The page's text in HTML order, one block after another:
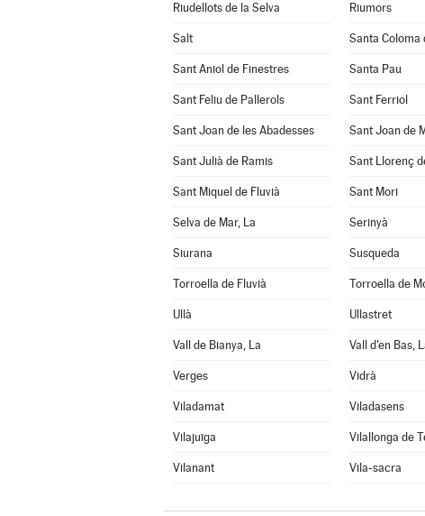
Riudellots de la Selva Riumors
Salt Santa Coloma
Sant Aniol de Finestres Santa Pau
Sant Feliu de Pallerols Sant Ferriol
Sant Joan de les Abadesses Sant Joan de
Sant Julià de Ramis Sant Llorenç
Sant Miquel de Fluvià Sant Mori
Selva de Mar, La Serinyà
Siurana Susqueda
Torroella de Fluvià Torroella de
Ullà Ullastret
Vall de Bianya, La Vall d'en Bas,
Verges Vidrà
Viladamat Viladasens
Vilajuïga Vilallonga de
Vilanant Vila-sacra